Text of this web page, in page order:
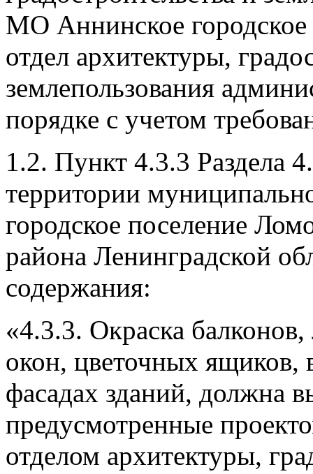
МО Аннинское городское
отдел архитектуры,
землепользования
порядке c учетом
1.2. Пункт 4.3.3 Раздела
территории
городское поселение
района Ленинградской
содержания:
«4.3.3. Окраска
окон, цветочных ящиков,
фасадах зданий, должна
предусмотренные
отделом архитектуры,